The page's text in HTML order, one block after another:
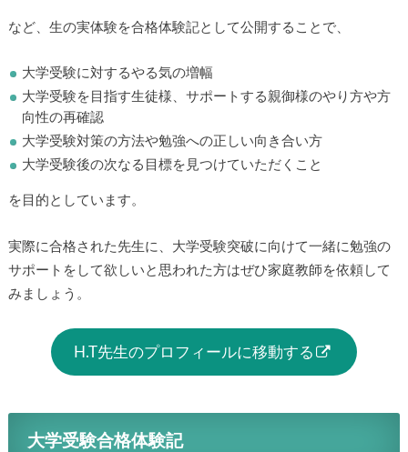
など、生の実体験を合格体験記として公開することで、
大学受験に対するやる気の増幅
大学受験を目指す生徒様、サポートする親御様のやり方や方
向性の再確認
大学受験対策の方法や勉強への正しい向き合い方
大学受験後の次なる目標を見つけていただくこと
を目的としています。
実際に合格された先生に、大学受験突破に向けて一緒に勉強の
サポートをして欲しいと思われた方はぜひ家庭教師を依頼して
みましょう。
H.T先生のプロフィールに移動する
大学受験合格体験記